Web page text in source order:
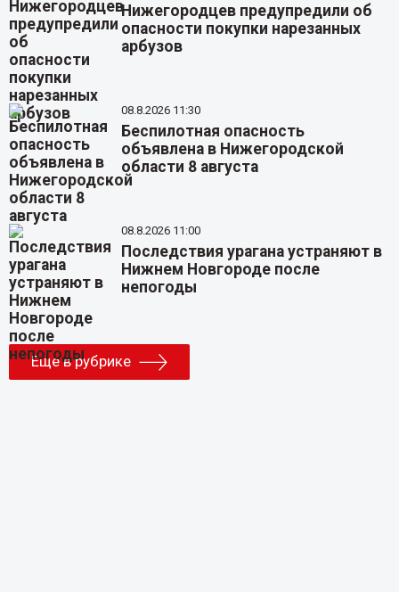
Нижегородцев предупредили об
опасности покупки нарезанных
арбузов
08.8.2026 11:30
Беспилотная опасность
объявлена в Нижегородской
области 8 августа
08.8.2026 11:00
Последствия урагана устраняют в
Нижнем Новгороде после
непогоды
Еще в рубрике